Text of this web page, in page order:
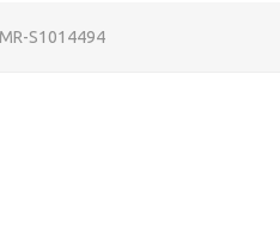
MR-S1014494